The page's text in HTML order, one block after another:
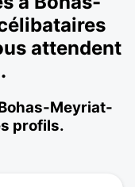
attendent
Meyriat-
profils.